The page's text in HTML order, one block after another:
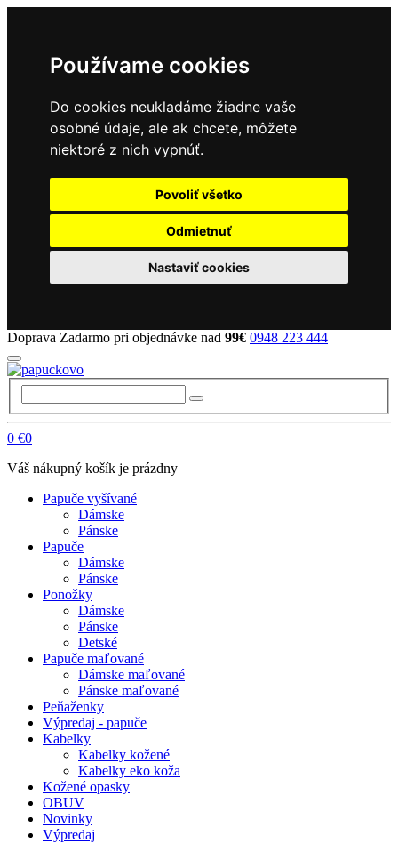
Používame cookies
Do cookies neukladáme žiadne vaše
osobné údaje, ale ak chcete, môžete
niektoré z nich vypnúť.
Povoliť všetko
Odmietnuť
Nastaviť cookies
Doprava Zadarmo pri objednávke nad 99€ 0948 223 444
0 €0
Váš nákupný košík je prázdny
Papuče vyšívané
Dámske
Pánske
Papuče
Dámske
Pánske
Ponožky
Dámske
Pánske
Detské
Papuče maľované
Dámske maľované
Pánske maľované
Peňaženky
Výpredaj - papuče
Kabelky
Kabelky kožené
Kabelky eko koža
Kožené opasky
OBUV
Novinky
Výpredaj